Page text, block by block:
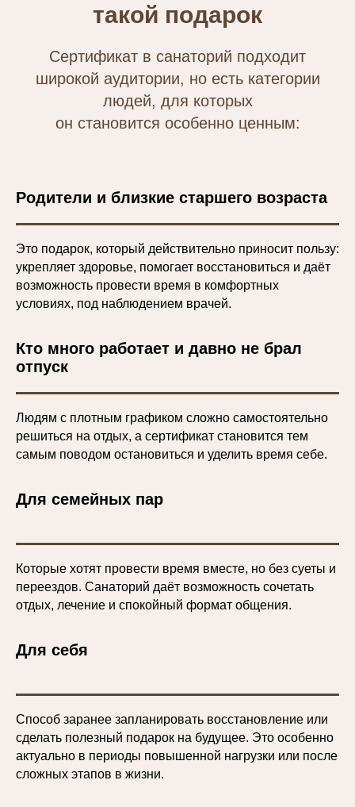
такой подарок
Сертификат в санаторий подходит
широкой аудитории, но есть категории
людей, для которых
он становится особенно ценным:
Родители и близкие старшего возраста
Это подарок, который действительно приносит пользу:
укрепляет здоровье, помогает восстановиться и даёт
возможность провести время в комфортных
условиях, под наблюдением врачей.
Кто много работает и давно не брал
отпуск
Людям с плотным графиком сложно самостоятельно
решиться на отдых, а сертификат становится тем
самым поводом остановиться и уделить время себе.
Для семейных пар
Которые хотят провести время вместе, но без суеты и
переездов. Санаторий даёт возможность сочетать
отдых, лечение и спокойный формат общения.
Для себя
Способ заранее запланировать восстановление или
сделать полезный подарок на будущее. Это особенно
актуально в периоды повышенной нагрузки или после
сложных этапов в жизни.